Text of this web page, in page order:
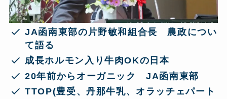
JA函南東部の片野敏和組合長 農政につい
て語る
成長ホルモン入り牛肉OKの日本
20年前からオーガニック JA函南東部
TTOP(豊受、丹那牛乳、オラッチェパート